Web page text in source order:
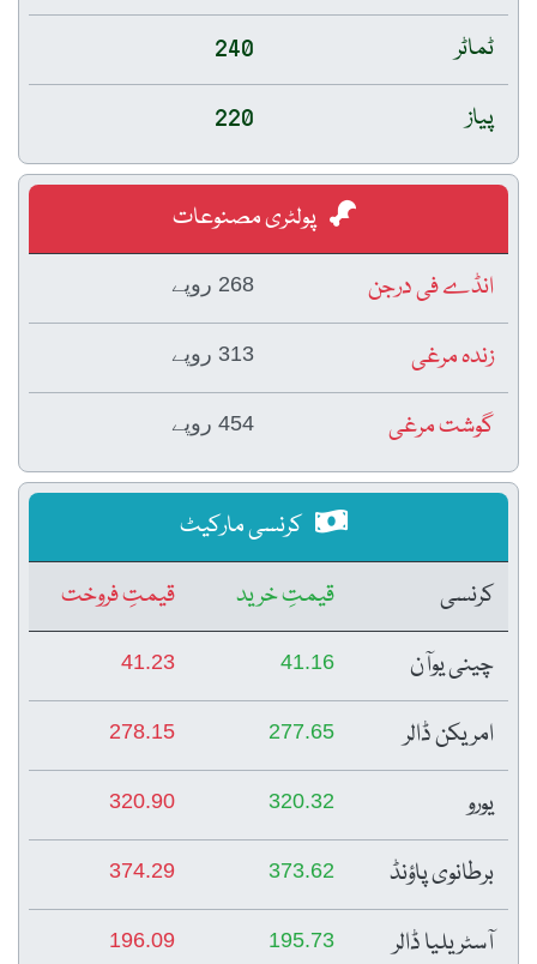
ٹماٹر
240
پیاز
220
پولٹری مصنوعات
انڈے فی درجن
268 روپے
زندہ مرغی 313 روپے
گوشت مرغی 454 روپے
کرنسی مارکیٹ
کرنسی
قیمتِ خرید
قیمتِ فروخت
چینی یوآن
41.16
41.23
امریکن ڈالر 277.65
278.15
یورو 320.32
320.90
برطانوی پاؤنڈ 373.62
374.29
آسٹریلیا ڈالر 195.73
196.09